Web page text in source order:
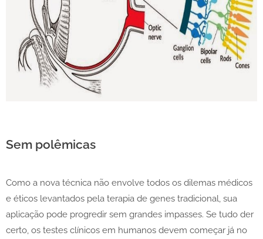
Sem polêmicas
Como a nova técnica não envolve todos os dilemas médicos
e éticos levantados pela terapia de genes tradicional, sua
aplicação pode progredir sem grandes impasses. Se tudo der
certo, os testes clínicos em humanos devem começar já no